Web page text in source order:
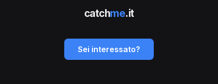
catchme.it
Sei interessato?